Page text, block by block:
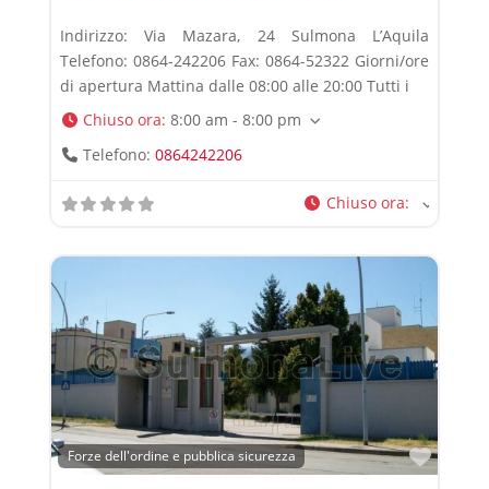
Indirizzo: Via Mazara, 24 Sulmona L’Aquila
Telefono: 0864-242206 Fax: 0864-52322 Giorni/ore
di apertura Mattina dalle 08:00 alle 20:00 Tutti i
Chiuso ora:8:00 am - 8:00 pm
Telefono:0864242206
Chiuso ora:
Forze dell'ordine e pubblica sicurezza